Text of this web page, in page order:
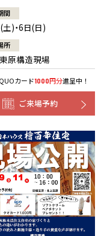
間
)・6日(日)
所
原構造現場
カード1000円分進呈中！
ご来場予約